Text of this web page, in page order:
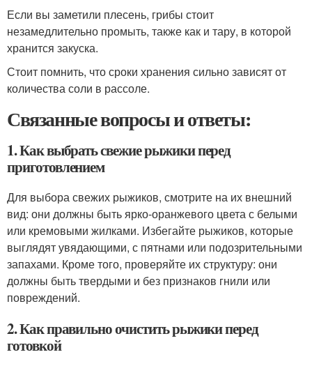
Если вы заметили плесень, грибы стоит
незамедлительно промыть, также как и тару, в которой
хранится закуска.
Стоит помнить, что сроки хранения сильно зависят от
количества соли в рассоле.
Связанные вопросы и ответы:
1. Как выбрать свежие рыжики перед
приготовлением
Для выбора свежих рыжиков, смотрите на их внешний
вид: они должны быть ярко-оранжевого цвета с белыми
или кремовыми жилками. Избегайте рыжиков, которые
выглядят увядающими, с пятнами или подозрительными
запахами. Кроме того, проверяйте их структуру: они
должны быть твердыми и без признаков гнили или
повреждений.
2. Как правильно очистить рыжики перед
готовкой